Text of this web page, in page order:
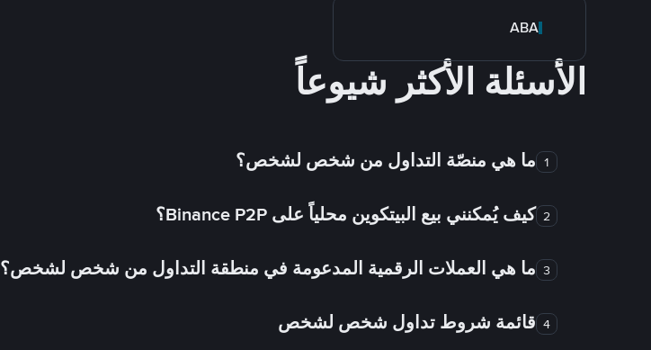
ABA
الأسئلة الأكثر شيوعاً
1 ما هي منصّة التداول من شخص لشخص؟
2 كيف يُمكنني بيع البيتكوين محلياً على Binance P2P؟
3 ما هي العملات الرقمية المدعومة في منطقة التداول من شخص لشخص؟
4 قائمة شروط تداول شخص لشخص